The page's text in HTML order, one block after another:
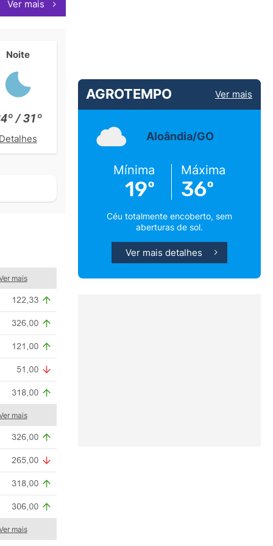
Ver mais
Noite
/ 31º
Detalhes
mais
mais
mais
AGROTEMPO Ver mais
Aloândia/GO
Mínima
19º
Máxima
36º
Céu totalmente encoberto, sem
aberturas de sol.
Ver mais detalhes